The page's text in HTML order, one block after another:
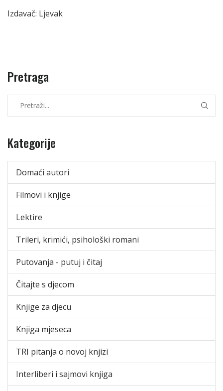
Izdavač: Ljevak
Pretraga
Kategorije
Domaći autori
Filmovi i knjige
Lektire
Trileri, krimići, psihološki romani
Putovanja - putuj i čitaj
Čitajte s djecom
Knjige za djecu
Knjiga mjeseca
TRI pitanja o novoj knjizi
Interliberi i sajmovi knjiga